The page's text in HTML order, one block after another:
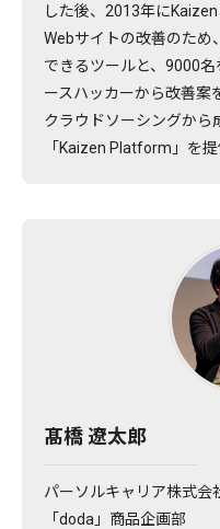
した後、2013年に
Webサイトの改善のた
できるツールと、9000
ースハッカーから改善案
クラウドソーシングから
「Kaizen Platform」を提
髙橋 遼太郎
パーソルキャリア株式会
「doda」商品企画部